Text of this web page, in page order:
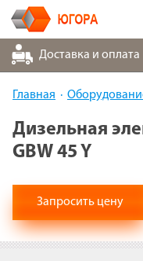
Оборудование
Контакты
О компании
Доставка и оплата
Главная
Дизельная
GBW 45 Y
Запросить цену